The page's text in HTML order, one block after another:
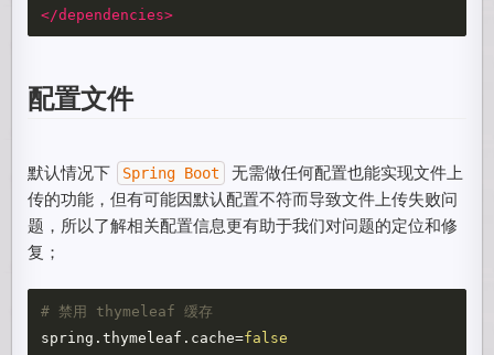
</dependencies>
配置文件
默认情况下 Spring Boot
无需做任何配置也能实现文件上
传的功能，但有可能因默认配置不符而导致文件上传失败问
题，所以了解相关配置信息更有助于我们对问题的定位和修
复；
spring.thymeleaf.cache=false